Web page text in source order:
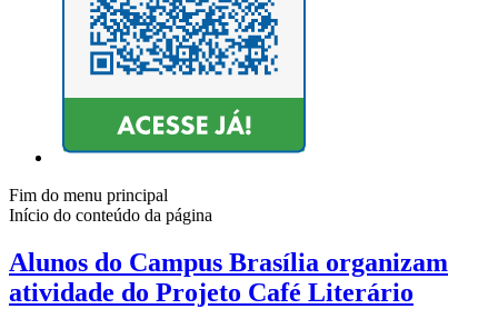
Fim do menu principal
Início do conteúdo da página
Alunos do Campus Brasília organizam
atividade do Projeto Café Literário